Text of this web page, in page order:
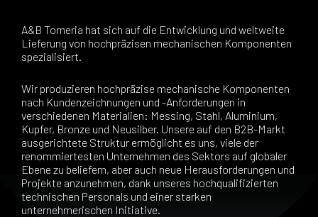
A&B Torneria hat sich auf die Entwicklung und weltweite
Lieferung von hochpräzisen mechanischen Komponenten
spezialisiert.
Wir produzieren hochpräzise mechanische Komponenten
nach Kundenzeichnungen und -Anforderungen in
verschiedenen Materialien: Messing, Stahl, Aluminium,
Kupfer, Bronze und Neusilber. Unsere auf den B2B-Markt
ausgerichtete Struktur ermöglicht es uns, viele der
renommiertesten Unternehmen des Sektors auf globaler
Ebene zu beliefern, aber auch neue Herausforderungen und
Projekte anzunehmen, dank unseres hochqualifizierten
technischen Personals und einer starken
unternehmerischen Initiative.